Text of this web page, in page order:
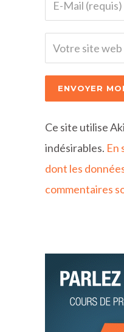
Ce site utilise
indésirables. En
dont les
commentaires